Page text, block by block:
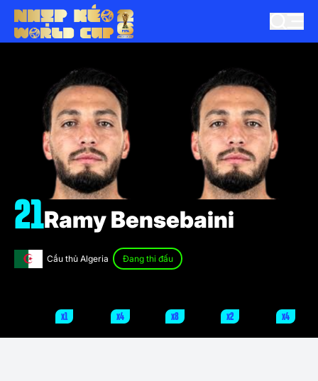
Cầu thủ Algeria Đang thi đấu
21Ramy Bensebaini
x1 x4 x8 x2 x4